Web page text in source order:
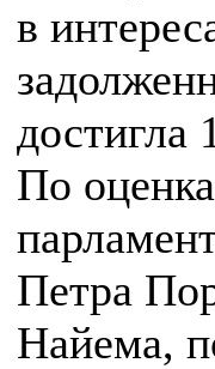
в
достигла
По
Петра
Найема,